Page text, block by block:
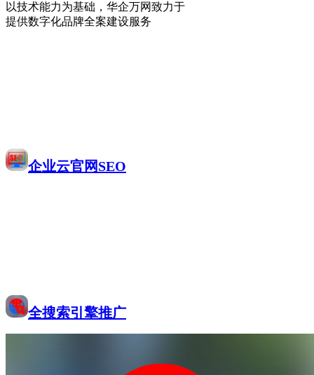
以技术能力为基础，华企万网致力于
提供数字化品牌全案建设服务
企业云官网SEO
全搜索引擎推广